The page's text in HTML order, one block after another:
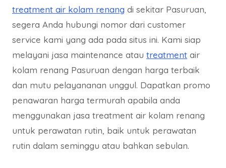
treatment air kolam renang di sekitar Pasuruan,
segera Anda hubungi nomor dari customer
service kami yang ada pada situs ini. Kami siap
melayani jasa maintenance atau treatment air
kolam renang Pasuruan dengan harga terbaik
dan mutu pelayananan unggul. Dapatkan promo
penawaran harga termurah apabila anda
menggunakan jasa treatment air kolam renang
untuk perawatan rutin, baik untuk perawatan
rutin dalam seminggu atau bahkan sebulan.